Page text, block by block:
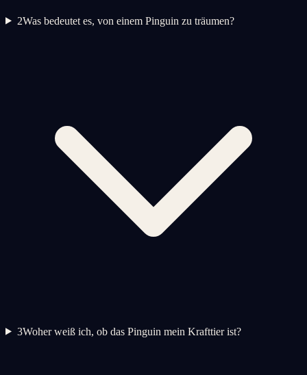
2Was bedeutet es, von einem Pinguin zu träumen?
3Woher weiß ich, ob das Pinguin mein Krafttier ist?